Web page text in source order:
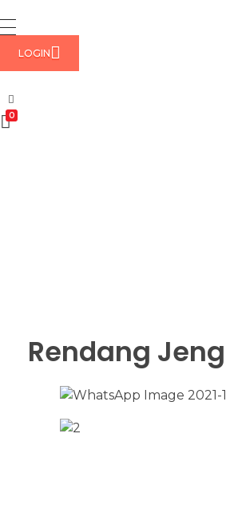
LOGIN
0
Rendang